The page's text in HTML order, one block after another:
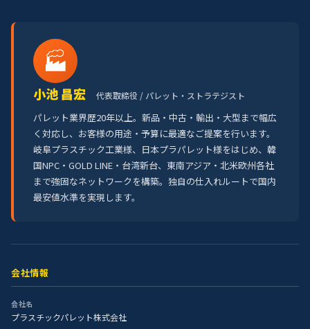
🏭
小池 昌宏 代表取締役 / パレット・ストラテジスト
パレット業界歴20年以上。新品・中古・輸出・大型まで幅広
く対応し、お客様の用途・予算に最適なご提案を行います。
岐阜プラスチック工業様、日本プラパレット様をはじめ、韓
国NPC・GOLD LINE・台湾新台、東南アジア・北米欧州各社
まで強固なネットワークを構築。独自の仕入れルートで国内
最安値水準を実現します。
会社情報
会社名
プラスチックパレット株式会社